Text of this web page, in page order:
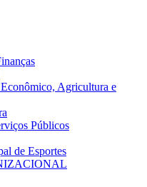
Agricultura e
Públicos
de Esportes